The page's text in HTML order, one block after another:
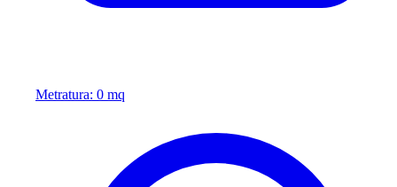
Metratura: 0 mq